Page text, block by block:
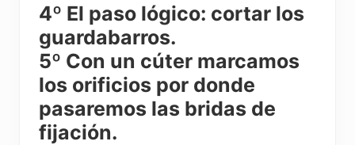
4º El paso lógico: cortar los
guardabarros.
5º Con un cúter marcamos
los orificios por donde
pasaremos las bridas de
fijación.